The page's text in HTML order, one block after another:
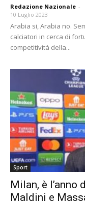
Redazione Nazionale -
10 Luglio 2023
Arabia si, Arabia no.
calciatori in cerca di
competitività della...
Sport
Milan, è l’anno
Maldini e